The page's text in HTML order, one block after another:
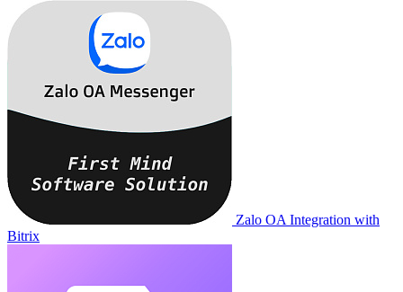
Zalo OA Integration with
Bitrix